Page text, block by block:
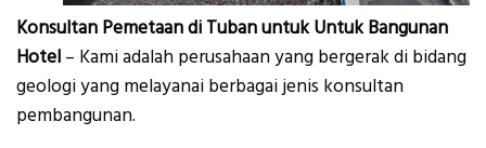
Konsultan Pemetaan di Tuban untuk Untuk Bangunan
Hotel – Kami adalah perusahaan yang bergerak di bidang
geologi yang melayanai berbagai jenis konsultan
pembangunan.